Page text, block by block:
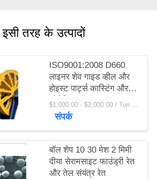
इसी तरह के उत्पादों
ISO9001:2008 D660
लाइनर शेव गाइड व्हील और
होइस्ट पार्ट्स कास्टिंग और
फोर्जिंग
$1,000.00 - $2,000.00 / Ton MOQ:1.0 टन / टन
संपर्क
बॉल शेप 10 30 मेश 2 मिमी
दीया सेरामसाइट फाउंड्री रेत
और तेल संयंत्र रेत